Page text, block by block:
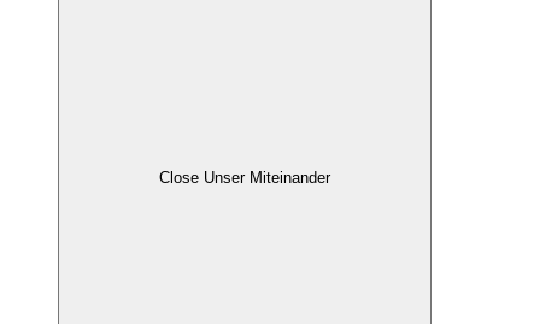
Close Unser Miteinander